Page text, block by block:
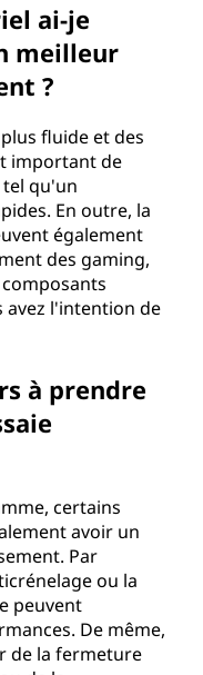
ai-je
meilleur
?
fluide et des
important de
qu'un
En outre, la
également
des gaming,
avez l'intention de
à prendre
?
certains
avoir un
Par
ou la
peuvent
De même,
de la fermeture